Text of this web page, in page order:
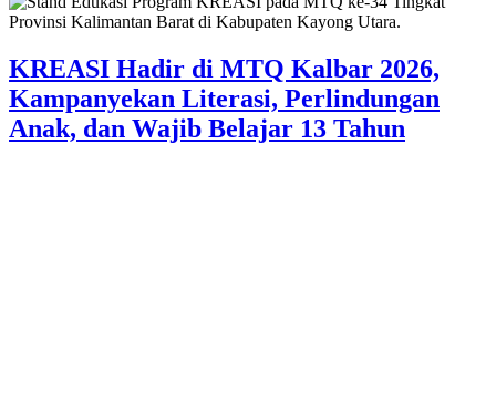
KREASI Hadir di MTQ Kalbar 2026,
Kampanyekan Literasi, Perlindungan
Anak, dan Wajib Belajar 13 Tahun